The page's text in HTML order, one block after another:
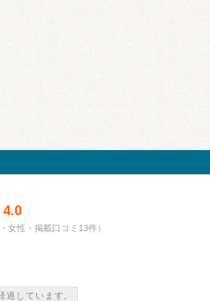
4.0
女性・掲載口コミ13件）
過しています。